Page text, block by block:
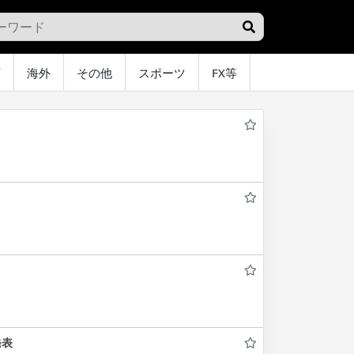
海外 その他 スポーツ FX等